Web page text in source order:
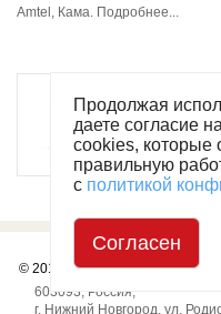
Вакансии
Amtel, Кама. Подробнее...
Оригинальные
Все
низким ценам!
© 2010 — 2026 «АвтоВолга
603093 Россия
г. Нижний Новгород ул.
Продолжая
даете согласие
cookies, которые
правильную
с политикой
Согласен